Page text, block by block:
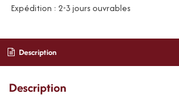
Expédition : 2-3 jours ouvrables
Description
Description